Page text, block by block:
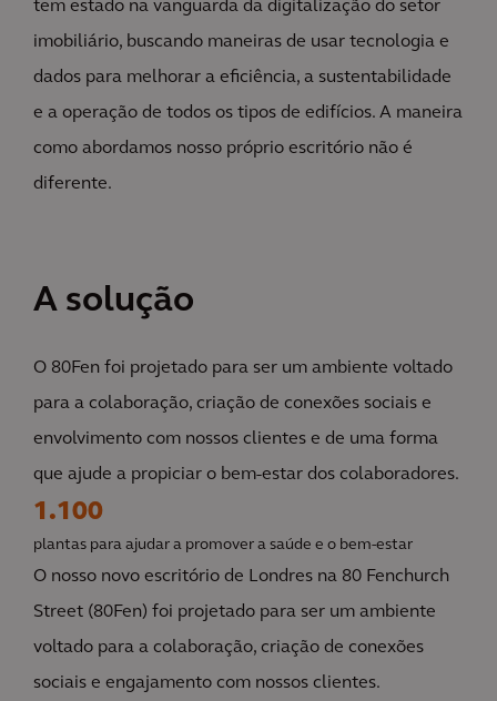
tem estado na vanguarda da digitalização do setor
imobiliário, buscando maneiras de usar tecnologia e
dados para melhorar a eficiência, a sustentabilidade
e a operação de todos os tipos de edifícios. A maneira
como abordamos nosso próprio escritório não é
diferente.
A solução
O 80Fen foi projetado para ser um ambiente voltado
para a colaboração, criação de conexões sociais e
envolvimento com nossos clientes e de uma forma
que ajude a propiciar o bem-estar dos colaboradores.
1.100
plantas para ajudar a promover a saúde e o bem-estar
O nosso novo escritório de Londres na 80 Fenchurch
Street (80Fen) foi projetado para ser um ambiente
voltado para a colaboração, criação de conexões
sociais e engajamento com nossos clientes.